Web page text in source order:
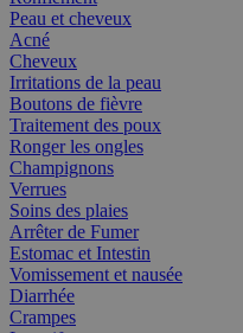
Peau et cheveux
Acné
Cheveux
Irritations de la peau
Boutons de fièvre
Traitement des poux
Ronger les ongles
Champignons
Verrues
Soins des plaies
Arrêter de Fumer
Estomac et Intestin
Vomissement et nausée
Diarrhée
Crampes